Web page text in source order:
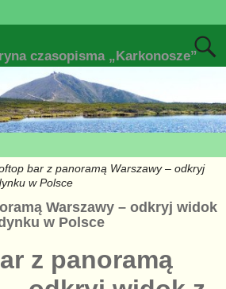
czasopisma „Karkonosze”
bar z panoramą Warszawy – odkryj
w Polsce
Warszawy – odkryj widok
w Polsce
z panoramą